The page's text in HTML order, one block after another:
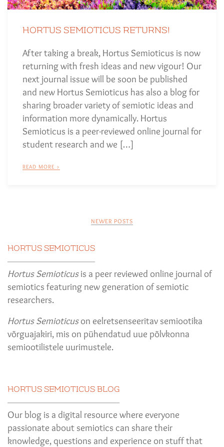
HORTUS SEMIOTICUS RETURNS!
After taking a break, Hortus Semioticus is now
returning with fresh ideas and new vigour! Our
next journal issue will be soon be published
and new Hortus Semioticus has also a blog for
sharing broader variety of semiotic ideas and
information more dynamically. Hortus
Semioticus is a peer-reviewed online journal for
student research and we […]
READ MORE >
navigation
NEWER POSTS
HORTUS SEMIOTICUS
Hortus Semioticusis a peer reviewed online journal of
semiotics featuring new generation of semiotic
researchers.
Hortus Semioticuson eelretsenseeritav semiootika
võrguajakiri, mis on pühendatud uue põlvkonna
semiootilistele uurimustele.
HORTUS SEMIOTICUS BLOG
Our blog is a digital resource where everyone
passionate about semiotics can share their
knowledge, questions and experience on stuff that